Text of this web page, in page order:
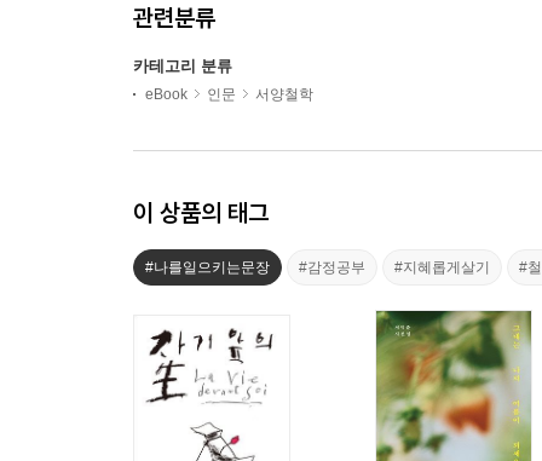
관련분류
카테고리 분류
eBook 인문 서양철학
이 상품의 태그
#나를일으키는문장 #감정공부 #지혜롭게살기 #